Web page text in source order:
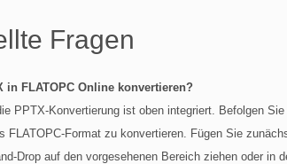
Fragen
in FLATOPC Online konvertieren?
PPTX-Konvertierung ist oben integriert. Befolgen
FLATOPC-Format zu konvertieren. Fügen Sie
Drop auf den vorgesehenen Bereich ziehen oder in